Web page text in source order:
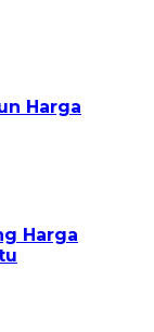
Harga
Harga